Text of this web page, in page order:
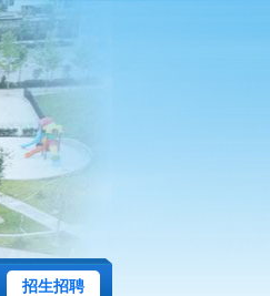
招生招聘